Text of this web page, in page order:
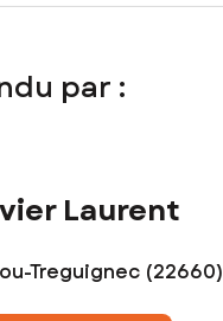
par :
Laurent
Treguignec (22660)